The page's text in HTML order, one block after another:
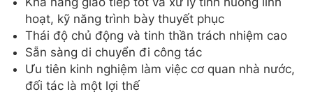
hoạt, kỹ năng trình bày thuyết phục
Thái độ chủ động và tinh thần trách nhiệm cao
Sẵn sàng di chuyển đi công tác
Ưu tiên kinh nghiệm làm việc cơ quan nhà nước,
đối tác là một lợi thế